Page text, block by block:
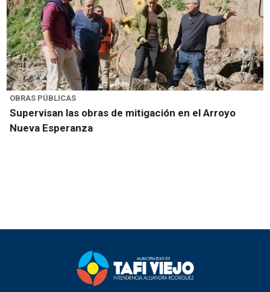
OBRAS PÚBLICAS
Supervisan las obras de mitigación en el Arroyo
Nueva Esperanza